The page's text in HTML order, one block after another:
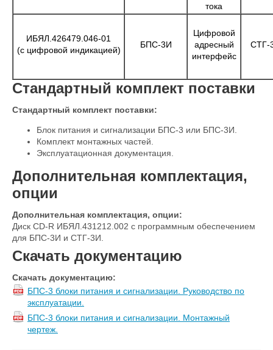
тока
ИБЯЛ.426479.046-01
(с цифровой индикацией)
БПС-3И
Цифровой
адресный
интерфейс
СТГ-
Стандартный комплект поставки
Стандартный комплект поставки:
Блок питания и сигнализации БПС-3 или БПС-3И.
Комплект монтажных частей.
Эксплуатационная документация.
Дополнительная комплектация,
опции
Дополнительная комплектация, опции:
Диск CD-R ИБЯЛ.431212.002 с программным обеспечением
для БПС-3И и СТГ-3И.
Скачать документацию
Скачать документацию:
БПС-3 блоки питания и сигнализации. Руководство по
эксплуатации.
БПС-3 блоки питания и сигнализации. Монтажный
чертеж.